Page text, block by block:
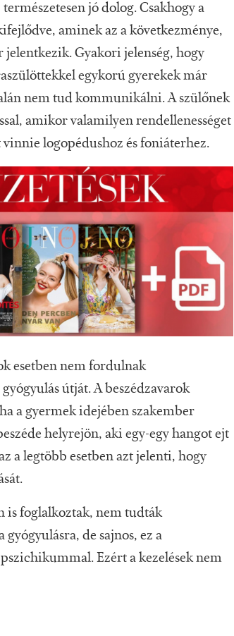
jó dolog. Csakhogy a
aminek az a következménye,
jelentkezik. Gyakori jelenség, hogy
egykorú gyerekek már
nem tud kommunikálni. A szülőnek
amikor valamilyen rendellenességet
logopédushoz és foniáterhez.
esetben nem fordulnak
útját. A beszédzavarok
a gyermek idejében szakember
helyrejön, aki egy-egy hangot ejt
a legtöbb esetben azt jelenti, hogy
is foglalkoztak, nem tudták
de sajnos, ez a
pszichikummal. Ezért a kezelések nem